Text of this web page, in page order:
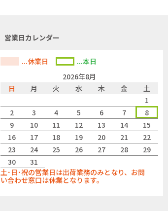
営業日カレンダー
...休業日
...本日
2026年8月
日
月 火 水 木 金
土
1
2
3 4 5 6 7
8
9
10 11 12 13 14
15
16
17 18 19 20 21
22
23
24 25 26 27 28
29
30
31
土･日･祝の営業日は出荷業務のみとなり、お問
い合わせ窓口は休業となります。